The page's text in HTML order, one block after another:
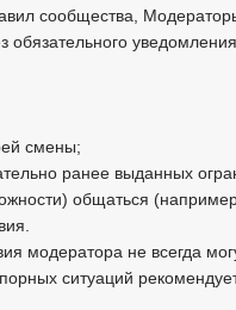
сообщества,
уведомления.
смены;
ранее выданных
общаться
модератора не всегда
ситуаций